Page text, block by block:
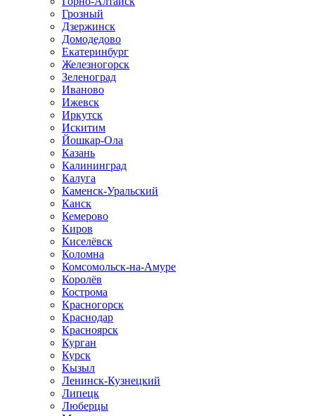
Грозный
Дзержинск
Домодедово
Екатеринбург
Железногорск
Зеленоград
Иваново
Ижевск
Иркутск
Искитим
Йошкар-Ола
Казань
Калининград
Калуга
Каменск-Уральский
Канск
Кемерово
Киров
Киселёвск
Коломна
Комсомольск-на-Амуре
Королёв
Кострома
Красногорск
Краснодар
Красноярск
Курган
Курск
Кызыл
Ленинск-Кузнецкий
Липецк
Люберцы